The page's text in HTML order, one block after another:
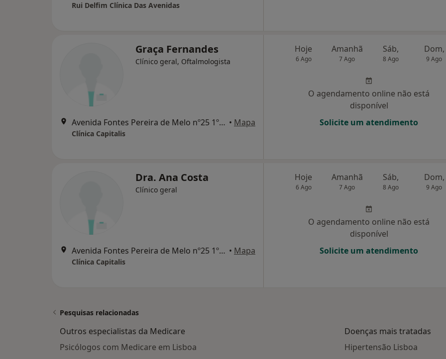
Rui Delfim Clínica Das Avenidas
Graça Fernandes
Clínico geral, Oftalmologista
Avenida Fontes Pereira de Melo nº25 1º dto, Lisboa • Mapa
Clínica Capitalis
Hoje
6 Ago
Amanhã
7 Ago
Sáb,
8 Ago
Dom,
9 Ago
O agendamento online não está
disponível
Solicite um atendimento
Dra. Ana Costa
Clínico geral
Avenida Fontes Pereira de Melo nº25 1º dto, Lisboa • Mapa
Clínica Capitalis
Hoje
6 Ago
Amanhã
7 Ago
Sáb,
8 Ago
Dom,
9 Ago
O agendamento online não está
disponível
Solicite um atendimento
Pesquisas relacionadas
Outros especialistas da Medicare
Psicólogos com Medicare em Lisboa
Doenças mais tratadas
Hipertensão Lisboa